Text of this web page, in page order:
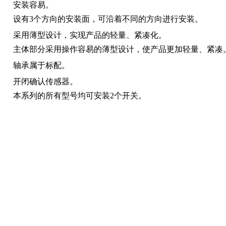
安装容易。
设有3个方向的安装面，可沿着不同的方向进行安装。
采用薄型设计，实现产品的轻量、紧凑化。
主体部分采用操作容易的薄型设计，使产品更加轻量、紧凑
轴承属于标配。
开闭确认传感器。
本系列的所有型号均可安装2个开关。